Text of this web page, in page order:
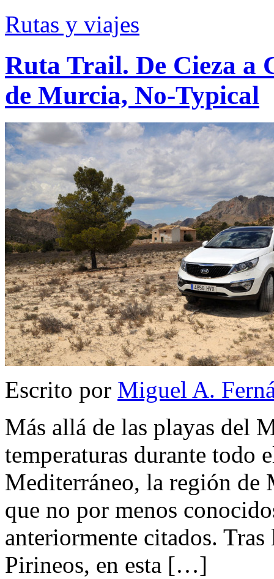
Rutas y viajes
Ruta Trail. De Cieza a
de Murcia, No-Typical
Escrito por Miguel A.
Más allá de las playas del
temperaturas durante todo
Mediterráneo, la región de
que no por menos
anteriormente citados.
Pirineos, en esta […]